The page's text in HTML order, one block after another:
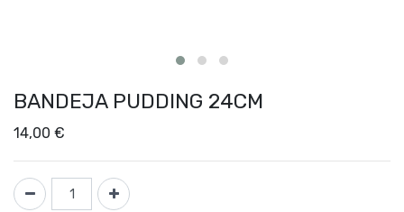
BANDEJA PUDDING 24CM
14,00 €